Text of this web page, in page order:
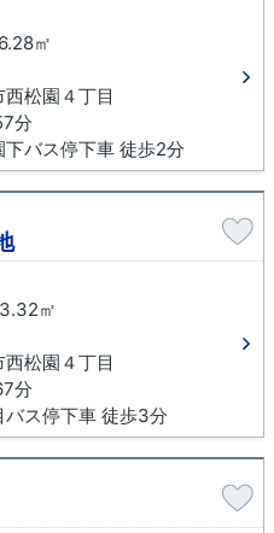
㎡
松園４丁目
分
バス停下車 徒歩2分
㎡
松園４丁目
分
バス停下車 徒歩3分